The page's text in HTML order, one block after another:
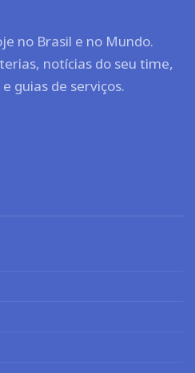
no Brasil e no Mundo.
notícias do seu time,
guias de serviços.